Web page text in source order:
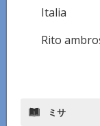
Italia
Rito
ミサ